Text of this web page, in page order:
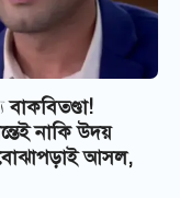
নাকি উদয়
বোঝাপড়াই আসল,